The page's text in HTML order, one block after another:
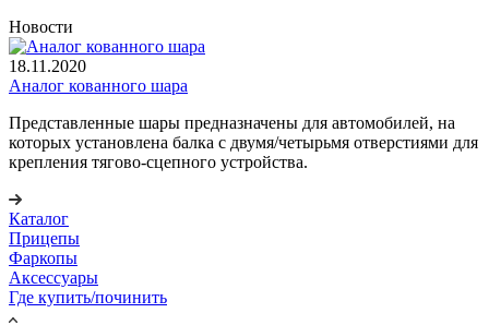
Новости
18.11.2020
Аналог кованного шара
Представленные шары предназначены для автомобилей, на
которых установлена балка с двумя/четырьмя отверстиями для
крепления тягово-сцепного устройства.
Каталог
Прицепы
Фаркопы
Аксессуары
Где купить/починить